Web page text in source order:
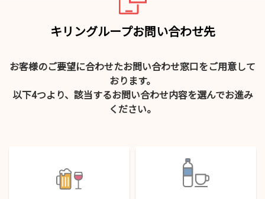
キリングループお問い合わせ先
お客様のご要望に合わせたお問い合わせ窓口をご用意して
おります。
以下4つより、該当するお問い合わせ内容を選んでお進み
ください。